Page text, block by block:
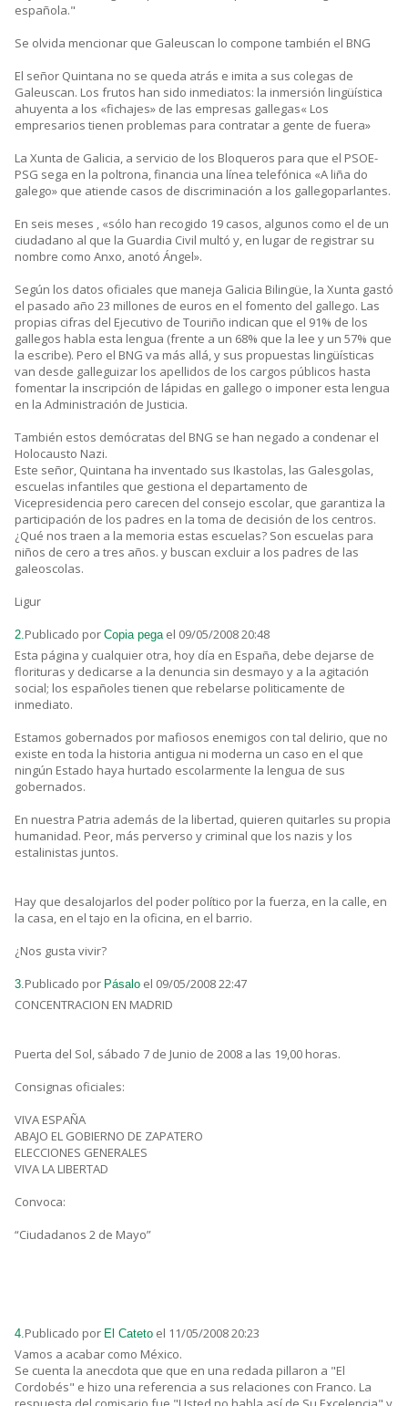
española."
Se olvida mencionar que Galeuscan lo compone también el BNG
El señor Quintana no se queda atrás e imita a sus colegas de
Galeuscan. Los frutos han sido inmediatos: la inmersión lingüística
ahuyenta a los «fichajes» de las empresas gallegas« Los
empresarios tienen problemas para contratar a gente de fuera»
La Xunta de Galicia, a servicio de los Bloqueros para que el PSOE-
PSG sega en la poltrona, financia una línea telefónica «A liña do
galego» que atiende casos de discriminación a los gallegoparlantes.
En seis meses , «sólo han recogido 19 casos, algunos como el de un
ciudadano al que la Guardia Civil multó y, en lugar de registrar su
nombre como Anxo, anotó Ángel».
Según los datos oficiales que maneja Galicia Bilingüe, la Xunta gastó
el pasado año 23 millones de euros en el fomento del gallego. Las
propias cifras del Ejecutivo de Touriño indican que el 91% de los
gallegos habla esta lengua (frente a un 68% que la lee y un 57% que
la escribe). Pero el BNG va más allá, y sus propuestas lingüísticas
van desde galleguizar los apellidos de los cargos públicos hasta
fomentar la inscripción de lápidas en gallego o imponer esta lengua
en la Administración de Justicia.
También estos demócratas del BNG se han negado a condenar el
Holocausto Nazi.
Este señor, Quintana ha inventado sus Ikastolas, las Galesgolas,
escuelas infantiles que gestiona el departamento de
Vicepresidencia pero carecen del consejo escolar, que garantiza la
participación de los padres en la toma de decisión de los centros.
¿Qué nos traen a la memoria estas escuelas? Son escuelas para
niños de cero a tres años. y buscan excluir a los padres de las
galeoscolas.
Ligur
2.Publicado por Copia pega el 09/05/2008 20:48
Esta página y cualquier otra, hoy día en España, debe dejarse de
florituras y dedicarse a la denuncia sin desmayo y a la agitación
social; los españoles tienen que rebelarse politicamente de
inmediato.
Estamos gobernados por mafiosos enemigos con tal delirio, que no
existe en toda la historia antigua ni moderna un caso en el que
ningún Estado haya hurtado escolarmente la lengua de sus
gobernados.
En nuestra Patria además de la libertad, quieren quitarles su propia
humanidad. Peor, más perverso y criminal que los nazis y los
estalinistas juntos.
Hay que desalojarlos del poder político por la fuerza, en la calle, en
la casa, en el tajo en la oficina, en el barrio.
¿Nos gusta vivir?
3.Publicado por Pásalo el 09/05/2008 22:47
CONCENTRACION EN MADRID
Puerta del Sol, sábado 7 de Junio de 2008 a las 19,00 horas.
Consignas oficiales:
VIVA ESPAÑA
ABAJO EL GOBIERNO DE ZAPATERO
ELECCIONES GENERALES
VIVA LA LIBERTAD
Convoca:
“Ciudadanos 2 de Mayo”
4.Publicado por El Cateto el 11/05/2008 20:23
Vamos a acabar como México.
Se cuenta la anecdota que que en una redada pillaron a "El
Cordobés" e hizo una referencia a sus relaciones con Franco. La